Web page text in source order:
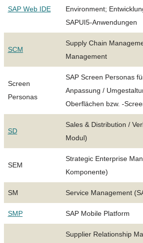
SAP Web IDE
Environment;
SAPUI5-Anwendungen
SCM
Supply Chain
Management
Screen
Personas
SAP Screen Personas
Anpassung /
Oberflächen bzw. -
SD
Sales & Distribution /
Modul)
SEM
Strategic Enterprise
Komponente)
SM Service Management
SMP SAP Mobile Platform
Supplier Relationship